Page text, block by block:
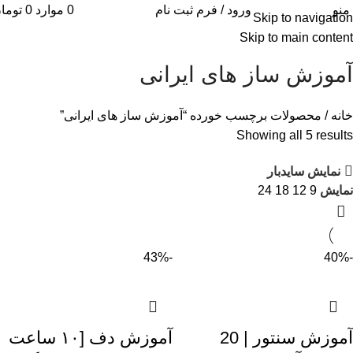
Skip to navigation
Skip to main content
منو ورود / فرم ثبت نام 0 موارد 0
آموزش ساز های ایرانی
خانه محصولات برچسب خورده “آموزش ساز های ایرانی”
Showing all 5 results
نمایش سایدبار
نمایش 9
12
18
24
-40%
آموزش سنتور | 20
-43%
آموزش دف [۱۰ ساعت